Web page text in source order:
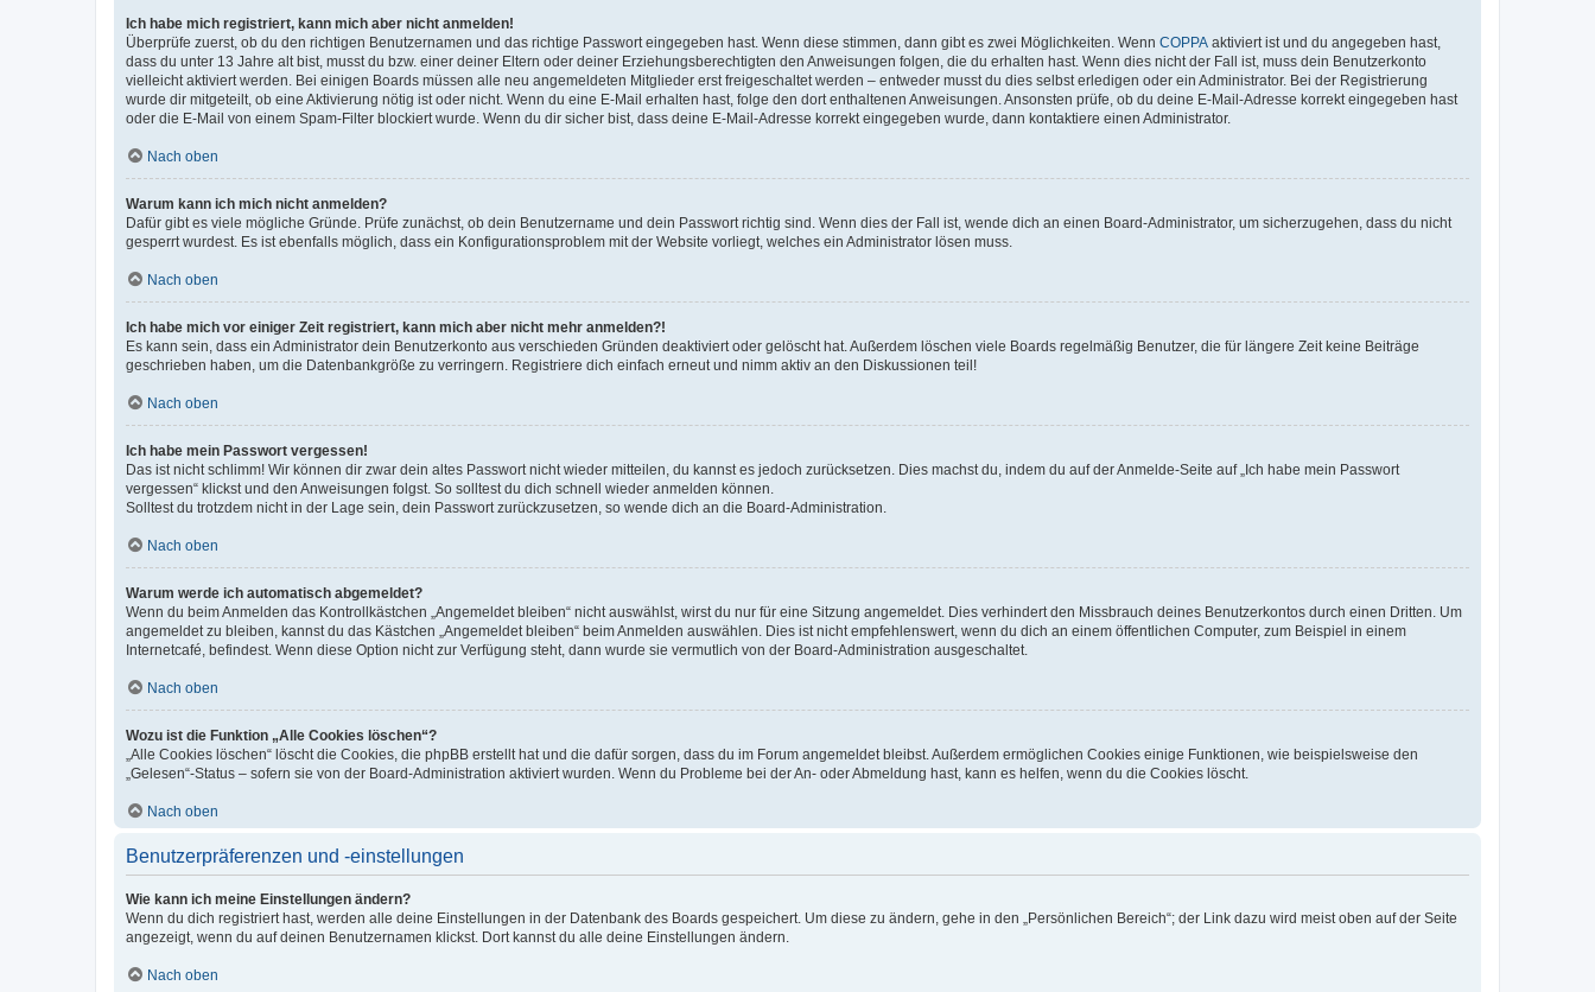
Ich habe mich registriert, kann mich aber nicht anmelden!
Überprüfe zuerst, ob du den richtigen Benutzernamen und das richtige Passwort eingegeben hast. Wenn diese stimmen, dann gibt es zwei Möglichkeiten. Wenn COPPA aktiviert ist und du angegeben hast,
dass du unter 13 Jahre alt bist, musst du bzw. einer deiner Eltern oder deiner Erziehungsberechtigten den Anweisungen folgen, die du erhalten hast. Wenn dies nicht der Fall ist, muss dein Benutzerkonto
vielleicht aktiviert werden. Bei einigen Boards müssen alle neu angemeldeten Mitglieder erst freigeschaltet werden – entweder musst du dies selbst erledigen oder ein Administrator. Bei der Registrierung
wurde dir mitgeteilt, ob eine Aktivierung nötig ist oder nicht. Wenn du eine E-Mail erhalten hast, folge den dort enthaltenen Anweisungen. Ansonsten prüfe, ob du deine E-Mail-Adresse korrekt eingegeben hast
oder die E-Mail von einem Spam-Filter blockiert wurde. Wenn du dir sicher bist, dass deine E-Mail-Adresse korrekt eingegeben wurde, dann kontaktiere einen Administrator.
Nach oben
Warum kann ich mich nicht anmelden?
Dafür gibt es viele mögliche Gründe. Prüfe zunächst, ob dein Benutzername und dein Passwort richtig sind. Wenn dies der Fall ist, wende dich an einen Board-Administrator, um sicherzugehen, dass du nicht
gesperrt wurdest. Es ist ebenfalls möglich, dass ein Konfigurationsproblem mit der Website vorliegt, welches ein Administrator lösen muss.
Nach oben
Ich habe mich vor einiger Zeit registriert, kann mich aber nicht mehr anmelden?!
Es kann sein, dass ein Administrator dein Benutzerkonto aus verschieden Gründen deaktiviert oder gelöscht hat. Außerdem löschen viele Boards regelmäßig Benutzer, die für längere Zeit keine Beiträge
geschrieben haben, um die Datenbankgröße zu verringern. Registriere dich einfach erneut und nimm aktiv an den Diskussionen teil!
Nach oben
Ich habe mein Passwort vergessen!
Das ist nicht schlimm! Wir können dir zwar dein altes Passwort nicht wieder mitteilen, du kannst es jedoch zurücksetzen. Dies machst du, indem du auf der Anmelde-Seite auf „Ich habe mein Passwort
vergessen“ klickst und den Anweisungen folgst. So solltest du dich schnell wieder anmelden können.
Solltest du trotzdem nicht in der Lage sein, dein Passwort zurückzusetzen, so wende dich an die Board-Administration.
Nach oben
Warum werde ich automatisch abgemeldet?
Wenn du beim Anmelden das Kontrollkästchen „Angemeldet bleiben“ nicht auswählst, wirst du nur für eine Sitzung angemeldet. Dies verhindert den Missbrauch deines Benutzerkontos durch einen Dritten. Um
angemeldet zu bleiben, kannst du das Kästchen „Angemeldet bleiben“ beim Anmelden auswählen. Dies ist nicht empfehlenswert, wenn du dich an einem öffentlichen Computer, zum Beispiel in einem
Internetcafé, befindest. Wenn diese Option nicht zur Verfügung steht, dann wurde sie vermutlich von der Board-Administration ausgeschaltet.
Nach oben
Wozu ist die Funktion „Alle Cookies löschen“?
„Alle Cookies löschen“ löscht die Cookies, die phpBB erstellt hat und die dafür sorgen, dass du im Forum angemeldet bleibst. Außerdem ermöglichen Cookies einige Funktionen, wie beispielsweise den
„Gelesen“-Status – sofern sie von der Board-Administration aktiviert wurden. Wenn du Probleme bei der An- oder Abmeldung hast, kann es helfen, wenn du die Cookies löscht.
Nach oben
Benutzerpräferenzen und -einstellungen
Wie kann ich meine Einstellungen ändern?
Wenn du dich registriert hast, werden alle deine Einstellungen in der Datenbank des Boards gespeichert. Um diese zu ändern, gehe in den „Persönlichen Bereich“; der Link dazu wird meist oben auf der Seite
angezeigt, wenn du auf deinen Benutzernamen klickst. Dort kannst du alle deine Einstellungen ändern.
Nach oben